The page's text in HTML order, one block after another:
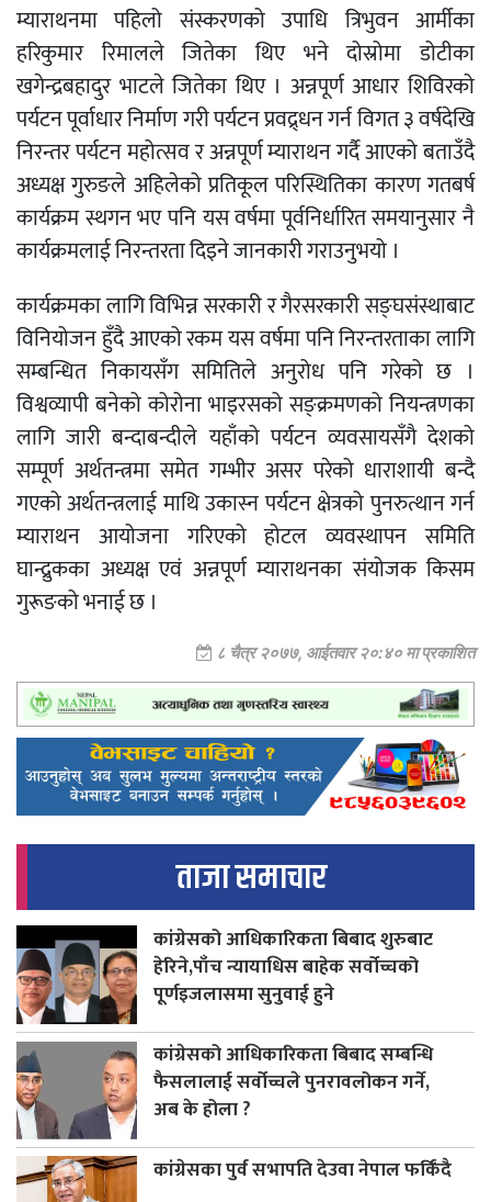
म्याराथनमा पहिलो संस्करणको उपाधि त्रिभुवन आर्मीका
हरिकुमार रिमालले जितेका थिए भने दोस्रोमा डोटीका
खगेन्द्रबहादुर भाटले जितेका थिए । अन्नपूर्ण आधार शिविरको
पर्यटन पूर्वाधार निर्माण गरी पर्यटन प्रवद्र्धन गर्न विगत ३ वर्षदेखि
निरन्तर पर्यटन महोत्सव र अन्नपूर्ण म्याराथन गर्दै आएको बताउँदै
अध्यक्ष गुरुङले अहिलेको प्रतिकूल परिस्थितिका कारण गतबर्ष
कार्यक्रम स्थगन भए पनि यस वर्षमा पूर्वनिर्धारित समयानुसार नै
कार्यक्रमलाई निरन्तरता दिइने जानकारी गराउनुभयो ।
कार्यक्रमका लागि विभिन्न सरकारी र गैरसरकारी सङ्घसंस्थाबाट
विनियोजन हुँदै आएको रकम यस वर्षमा पनि निरन्तरताका लागि
सम्बन्धित निकायसँग समितिले अनुरोध पनि गरेको छ ।
विश्वव्यापी बनेको कोरोना भाइरसको सङ्क्रमणको नियन्त्रणका
लागि जारी बन्दाबन्दीले यहाँको पर्यटन व्यवसायसँगै देशको
सम्पूर्ण अर्थतन्त्रमा समेत गम्भीर असर परेको धाराशायी बन्दै
गएको अर्थतन्त्रलाई माथि उकास्न पर्यटन क्षेत्रको पुनरुत्थान गर्न
म्याराथन आयोजना गरिएको होटल व्यवस्थापन समिति
घान्द्रुकका अध्यक्ष एवं अन्नपूर्ण म्याराथनका संयोजक किसम
गुरूङको भनाई छ ।
८ चैत्र २०७७, आईतवार २०:४० मा प्रकाशित
ताजा समाचार
कांग्रेसको आधिकारिकता बिबाद शुरुबाट
हेरिने,पाँच न्यायाधिस बाहेक सर्वोच्चको
पूर्णइजलासमा सुनुवाई हुने
कांग्रेसको आधिकारिकता बिबाद सम्बन्धि
फैसलालाई सर्वोच्चले पुनरावलोकन गर्ने,
अब के होला ?
कांग्रेसका पुर्व सभापति देउवा नेपाल फर्किंदै